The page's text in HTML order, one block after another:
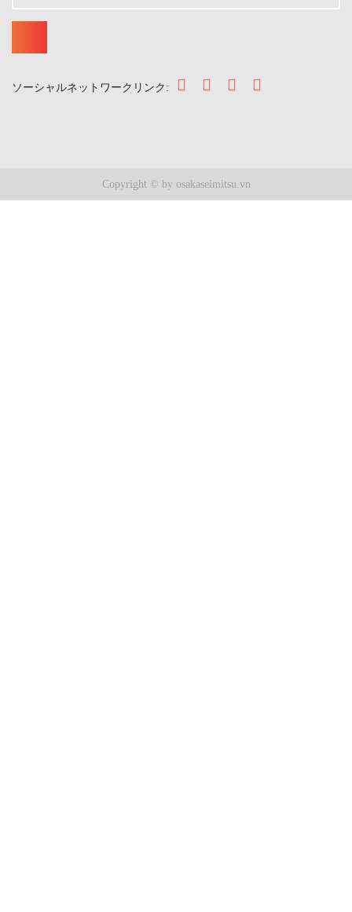
ソーシャルネットワークリンク:
Copyright © by osakaseimitsu.vn